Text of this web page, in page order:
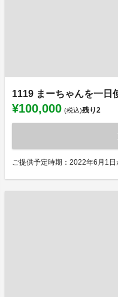
1119 まーちゃんを一日
¥100,000 (税込)残り2
ご提供予定時期：2022年6月1